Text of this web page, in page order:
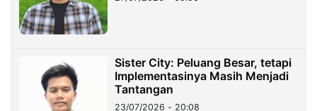
Sister City: Peluang Besar, tetapi
Implementasinya Masih Menjadi
Tantangan
23/07/2026 - 20:08